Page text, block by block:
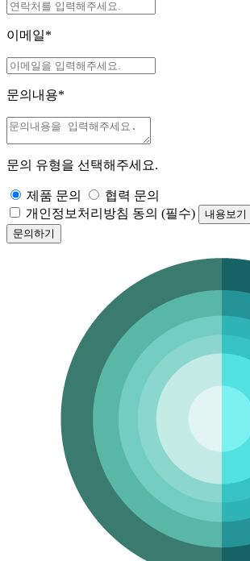
이메일*
문의내용*
문의 유형을 선택해주세요.
제품 문의
협력 문의
개인정보처리방침 동의 (필수)
내용보기
문의하기